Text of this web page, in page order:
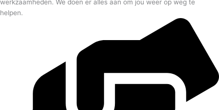
werkzaamheden. We doen er alles aan om jou weer op weg te
helpen.